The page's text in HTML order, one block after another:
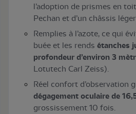
l’adoption de prismes en
Pechan et d’un châssis
Remplies à l’azote, ce qui
buée et les rends étanches
profondeur d’environ 3
Lotutech Carl Zeiss).
Réel confort d’observation
dégagement oculaire de
grossissement 10 fois.